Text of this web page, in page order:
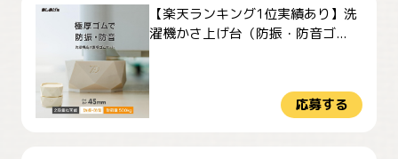
【楽天ランキング1位実績あり】洗
濯機かさ上げ台（防振・防音ゴ...
応募する